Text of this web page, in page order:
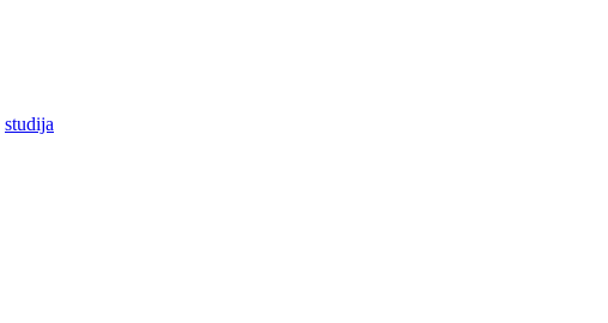
studija